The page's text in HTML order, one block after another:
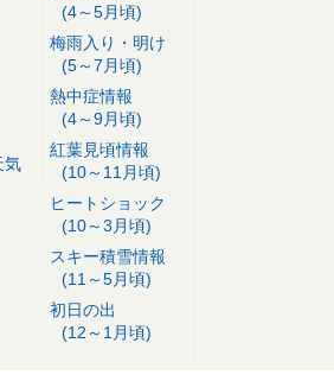
気
(4～5月頃)
梅雨入り・明け
(5～7月頃)
熱中症情報
(4～9月頃)
紅葉見頃情報
(10～11月頃)
ヒートショック
(10～3月頃)
スキー積雪情報
(11～5月頃)
初日の出
(12～1月頃)